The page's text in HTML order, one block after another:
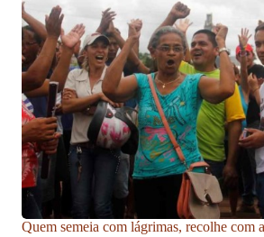
Quem semeia com lágrimas, recolhe com